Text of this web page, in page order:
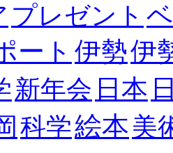
プレゼント
ート 伊勢伊
新年会 日本
科学絵本美